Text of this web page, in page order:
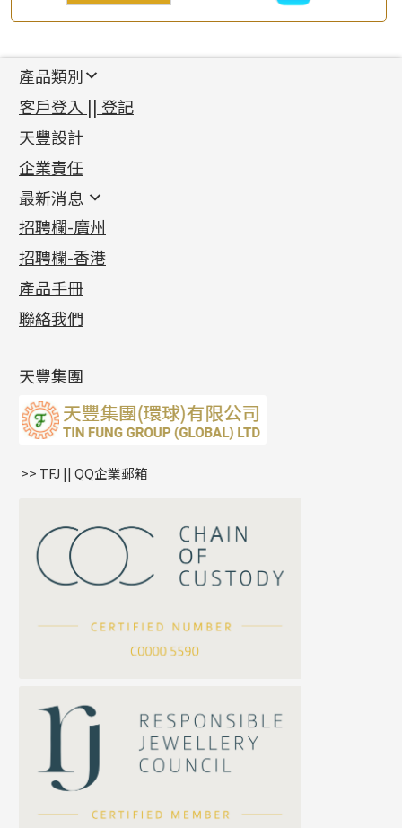
公司名稱
聯絡電話
產品類別
新產品
足金系列
足金配件
機織鏈系列
珠仔鏈
镶口链
管狀網鏈
十字車花鏈系列
十字閃O鏈系列
十字錘打鏈系列
側身車花鏈系列
側身鏈系列
雙十字鏈系列
水波鏈系列
蛇骨鏈系列
鏈尾系列
嘴唇鏈系列
S車花鏈系列
珍珠鏈系列
坦克鏈系列
滿天星鏈系列
方假繩鏈系列
首飾配件
耳環類配件
卷迫系列
螺絲迫系列
梅花迫系列
平臺迫系列
綫拍系列
美拍系列
耳環扣系列
耳綫/耳鈎系列
耳環爪頭
耳環
鏈類配件
動感車花吊墜
調節珠系列
生圈扣系列
龍蝦扣系列
鴨俐制系列
字母吊墜
相盒吊墜
項鏈吊墜
生肖吊墜
星座吊墜
珠扣
其他類配件
珠盤系列
袖口鈕系列
焊片及鐳射綫
空心車花管
珠類配件
無孔光身珠
空心光身珠
無孔批花珠
鑲口類
四爪頭系列
六爪頭系列
車花片
動感車花片
鑲口戒指
鑲口手鏈系列
首飾系列
手镯系列
戒指系列
空心耳環
空心车花管首饰链
空心手鐲系列
貴金屬原料
千足金
記憶金屬系列
記憶戒指
拉簧珠珠手鏈
記憶鈦手鐲
客戶登入 || 登記
天豐設計
企業責任
最新消息
最新消息
各項證書(2)
相片集(9)
展覽會資訊
最新產品資訊
招聘欄-廣州
招聘欄-香港
產品手冊
聯絡我們
天豐集團
>> TFJ || QQ企業郵箱